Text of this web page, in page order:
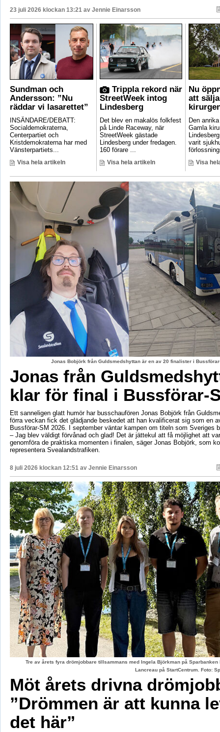
23 juli 2026 klockan 13:21 av Jennie Einarsson
Sundman och
Andersson: ”Nu
räddar vi lasarettet”
INSÄNDARE/DEBATT:
Socialdemokraterna,
Centerpartiet och
Kristdemokraterna har med
Vänsterpartiets...
Visa hela artikeln
Trippla rekord när
StreetWeek intog
Lindesberg
Det blev en makalös folkfest
på Linde Raceway, när
StreetWeek gästade
Lindesberg under fredagen.
160 förare ...
Visa hela artikeln
Nu
att
Den
Gamla
varit
Visa
Jonas Bobjörk från Guldsmedshyttan är en av 20 finalister i
Jonas från
klar för final i Bussförar-
Ett sanneligen glatt humör har busschaufören Jonas Bobjörk från
förra veckan fick det glädjande beskedet att han kvalificerat sig som en
Bussförar-SM 2026. I september väntar kampen om titeln som Sveriges
– Jag blev väldigt förvånad och glad! Det är jättekul att få möjlighet att
genomföra de praktiska momenten i finalen, säger Jonas Bobjörk, som
representera Svealandstrafiken.
8 juli 2026 klockan 12:51 av Jennie Einarsson
Tre av årets fyra drömjobbare tillsammans med Ingela Björkman på
Lancreau på StartCentrum. Foto:
Möt årets drivna
”Drömmen är att kunna
det här”